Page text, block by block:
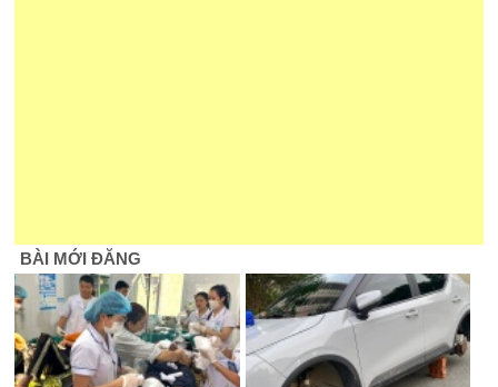
BÀI MỚI ĐĂNG